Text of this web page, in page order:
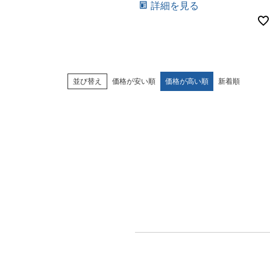
詳細を見る
並び替え 価格が安い順 価格が高い順 新着順